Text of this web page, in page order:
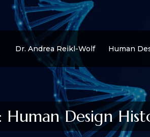
Dr. Andrea Reikl-Wolf Human
Human Design